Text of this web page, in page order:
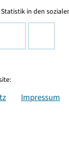
in den
Impressum